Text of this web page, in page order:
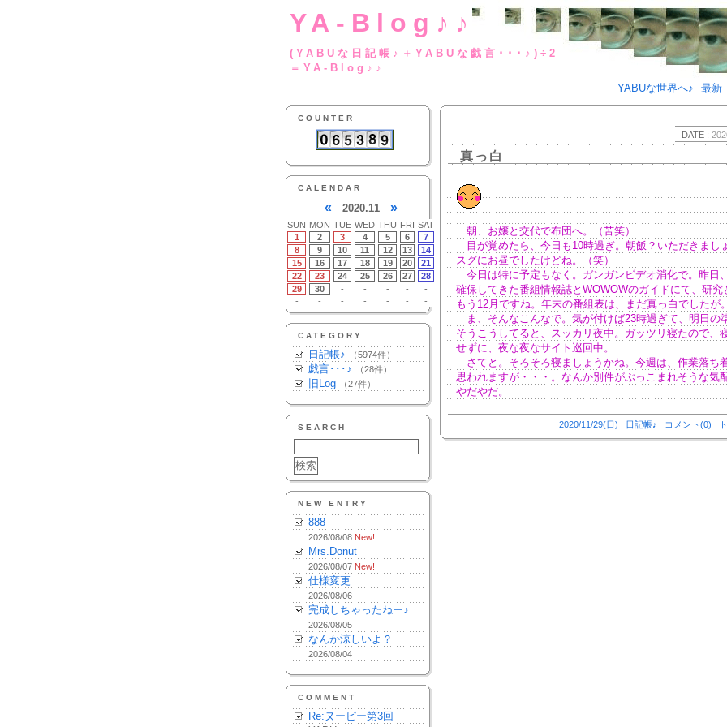
YA-Blog♪♪
(YABUな日記帳♪＋YABUな戯言･･
＝YA-Blog♪♪
YABUな世界へ♪
最新
COUNTER
CALENDAR
« 2020.11 »
SUN MON TUE WED THU FRI SAT
1
2 3 4 5 6
7
8
9 10 11 12 13
14
15
16 17 18 19 20
21
22
23 24 25 26 27
28
29
30 - - - -
-
-
- - - - - -
CATEGORY
日記帳♪ （5974件）
戯言･･･♪ （28件）
旧Log （27件）
SEARCH
NEW ENTRY
888
2026/08/08 New!
Mrs.Donut
2026/08/07 New!
仕様変更
2026/08/06
完成しちゃったねー♪
2026/08/05
なんか涼しいよ？
2026/08/04
COMMENT
Re:ヌーピー第3回
DATE :
真っ白
朝、お嬢と交代で布団へ。（苦笑）
目が覚めたら、今日も10時過ぎ。朝飯？いただきまし
スグにお昼でしたけどね。（笑）
今日は特に予定もなく。ガンガンビデオ消化で。昨日
確保してきた番組情報誌とWOWOWのガイドにて、研究
もう12月ですね。年末の番組表は、まだ真っ白でしたが
ま、そんなこんなで。気が付けば23時過ぎて、明日の
そうこうしてると、スッカリ夜中。ガッツリ寝たので、
せずに、夜な夜なサイト巡回中。
さてと。そろそろ寝ましょうかね。今週は、作業落ち
思われますが・・・。なんか別件がぶっこまれそうな気配
やだやだ。
2020/11/29(日) 日記帳♪ コメント(0)